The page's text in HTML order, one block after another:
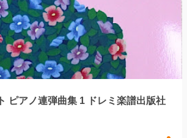
ピアノ連弾曲集 1 ドレミ楽譜出版社